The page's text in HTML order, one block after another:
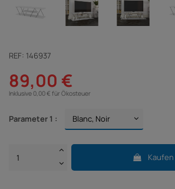
REF: 146937
89,00 €
Inklusive 0,00 € für Ökosteuer
Parameter 1 :
Kaufen